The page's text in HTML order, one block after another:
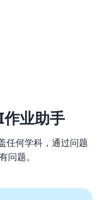
业助手
任何学科，通过问题
问题。